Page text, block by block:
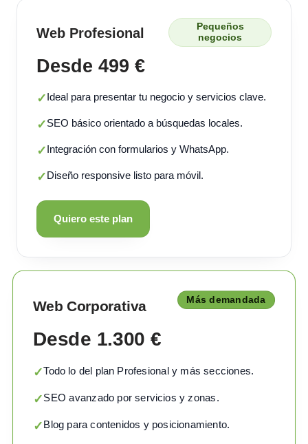
Web Profesional
Pequeños
negocios
Desde 499 €
✓Ideal para presentar tu negocio y servicios clave.
✓SEO básico orientado a búsquedas locales.
✓Integración con formularios y WhatsApp.
✓Diseño responsive listo para móvil.
Quiero este plan
Web Corporativa Más demandada
Desde 1.300 €
✓Todo lo del plan Profesional y más secciones.
✓SEO avanzado por servicios y zonas.
✓Blog para contenidos y posicionamiento.